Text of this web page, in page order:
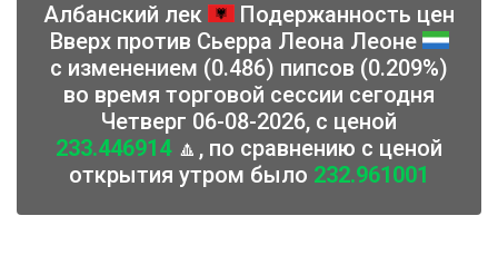
Албанский лек
Подержанность цен
Вверх против Сьерра Леона Леоне
с изменением (0.486) пипсов (0.209%)
во время торговой сессии сегодня
Четверг 06-08-2026, с ценой
233.446914🔼, по сравнению с ценой
открытия утром было 232.961001